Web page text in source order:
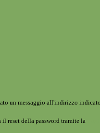
un messaggio all'indirizzo
reset della password tramite la